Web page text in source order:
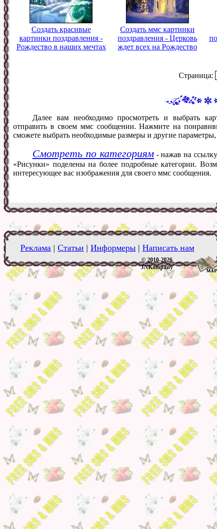
Создать красивые
картинки поздравления -
Рождество в наших мечтах
Создать ммс картинки
поздравления - Церковь
ждет всех на Рождество
Страница:
Далее вам необходимо просмотреть и выбрать
отправить в своем ммс сообщении. Нажмите на
сможете выбрать необходимые размеры и другие
Смотреть по категориям- нажав на
«Рисунки» поделены на более подробные категории.
интересующее вас изображения для своего ммс сообщения.
Реклама | Статьи | Информеры | Написать нам
© 2010-2026
JNKompany